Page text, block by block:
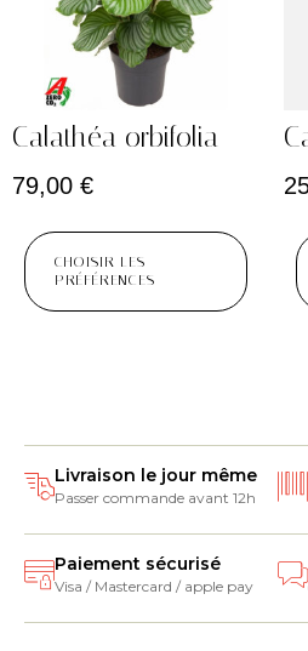
Calathéa orbifolia
79,00 €
CHOISIR LES
PRÉFÉRENCES
Livraison le jour même
Passer commande avant 12h
Paiement sécurisé
Visa / Mastercard / apple pay